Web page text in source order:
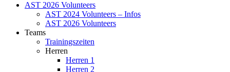
AST 2026 Volunteers
AST 2024 Volunteers – Infos
AST 2026 Volunteers
Teams
Trainingszeiten
Herren
Herren 1
Herren 2